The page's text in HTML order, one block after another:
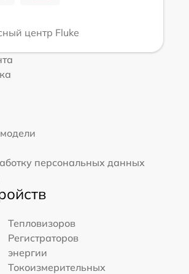
центр Fluke
персональных данных
Тепловизоров
Регистраторов
энергии
Токоизмерительных